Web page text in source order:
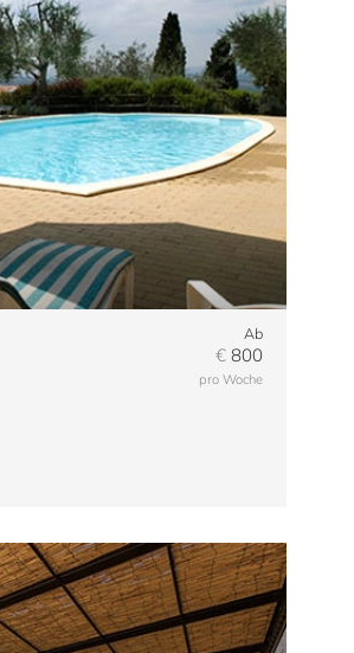
7 570 m2
Ab
€ 800
pro Woche